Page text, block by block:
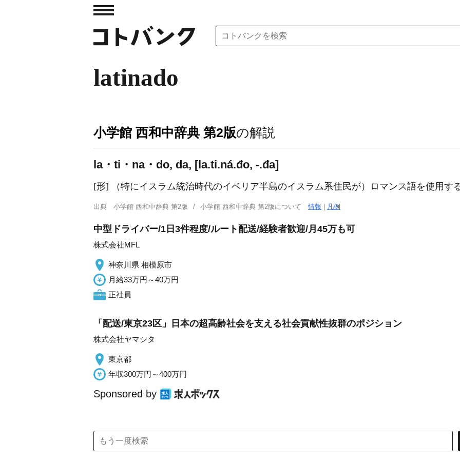
latinado
小学館 西和中辞典 第2版の解説
la・ti・na・do, da, [la.ti.ná.đo, -.đa]
[形] （特にイスラム統治時代のイベリア半島のイスラム系住民が）ロマンス語を使用す
出典 小学館 西和中辞典 第2版 小学館 西和中辞典 第2版について情報 凡例
中型ドライバー/1日3件程度/ルート配送/経験者歓迎/月45万も可
株式会社MFL
神奈川県 相模原市
月給33万円～40万円
正社員
「配送/東京23区」日本の超高齢社会を支える社会貢献性抜群のポジション
株式会社ヤマシタ
東京都
年収300万円～400万円
Sponsored by